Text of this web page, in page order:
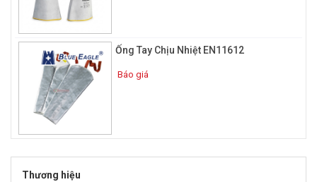
khoảng 400 độ F (~204 độ C) ở cả 2 mặt găng tay. Ngoài ra, loại
dày bên ngoài có tác dụng làm tăng độ bám, chống rách cao
hơn và chống cắt chống mài mòn, dễ thao tác trong quá trình
làm việc.
Găng tay chịu nhiệt độ cao thường được ứng dụng trong các
ngành như luyện kim, hàn xì, làm sắt, làm kính….
Ống Tay Chịu Nhiệt EN11612
Báo giá
Thương hiệu